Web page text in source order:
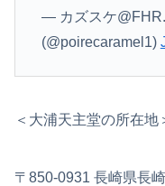
— カズスケ
(@poirecaramel1)
＜大浦天主堂の所在地
〒850-0931 長崎県長